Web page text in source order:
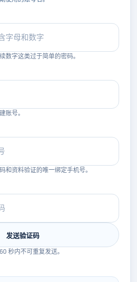
数字这类过于简单的密码。
账号。
和资料验证的唯一绑定手机号。
发送验证码
秒内不可重复发送。